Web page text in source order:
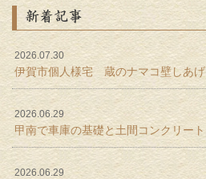
新着記事
2026.07.30
伊賀市個人様宅 蔵のナマコ壁しあげ
2026.06.29
甲南で車庫の基礎と土間コンクリート
2026.06.29